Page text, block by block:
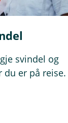
svindel og
du er på reise.